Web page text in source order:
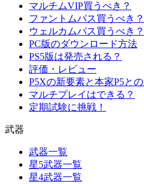
マルチムVIP買うべき？
ファントムパス買うべき？
ウェルカムパス買うべき？
PC版のダウンロード方法
PS5版は発売される？
評価・レビュー
P5Xの新要素と本家P5と
マルチプレイはできる？
定期試験に挑戦！
武器
武器一覧
星5武器一覧
星4武器一覧